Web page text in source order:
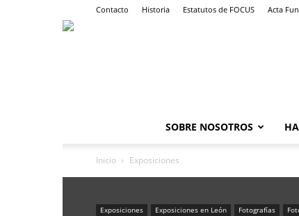
Contacto Historia Estatutos de FOCUS Acta
SOBRE NOSOTROS
Inicio Exposiciones
Exposiciones Exposiciones en León Fotografías